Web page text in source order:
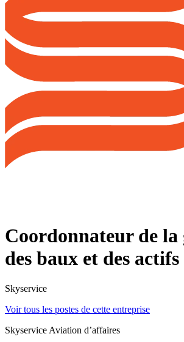
Coordonnateur de la
des baux et des actifs
Skyservice
Voir tous les postes de cette entreprise
Skyservice Aviation d’affaires